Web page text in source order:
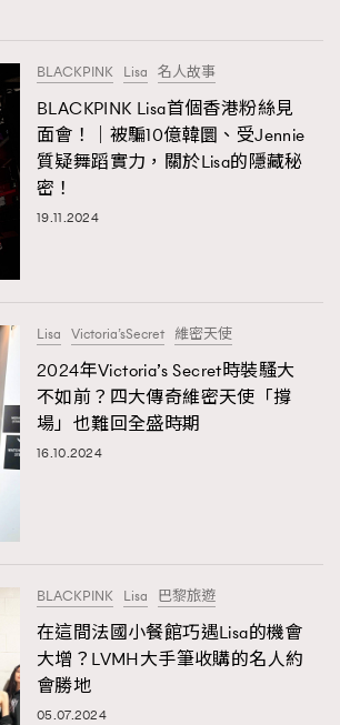
FigaroTalk 48
FigaroWatch 83
Grooming&Fitness 38
HommesFashion 2
HommeStyle
NoBagNoLife
VAxChowSangSang
WatchesWonder&Beyond 1
向ChanelN°5致敬 1
大時代小事情
時裝心理學
煲劇日常 334
玩物壯志 1
專訪陳漢娜Hanna與Takuro｜模特
情侶談愛情
BLACKPINK Lisa 名人故事
BLACKPINK Lisa首個香港粉絲見
面會！｜被騙10億韓圜、受Jennie
質疑舞蹈實力，關於Lisa的隱藏秘
密！
19.11.2024
Lisa Victoria’sSecret 維密天使
2024年Victoria’s Secret時裝騷大
不如前？四大傳奇維密天使「撐
場」也難回全盛時期
16.10.2024
BLACKPINK Lisa 巴黎旅遊
在這間法國小餐館巧遇Lisa的機會
大增？LVMH大手筆收購的名人約
會勝地
05.07.2024